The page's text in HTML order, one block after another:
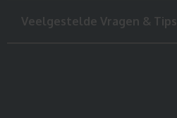
Veelgestelde Vragen & Tips